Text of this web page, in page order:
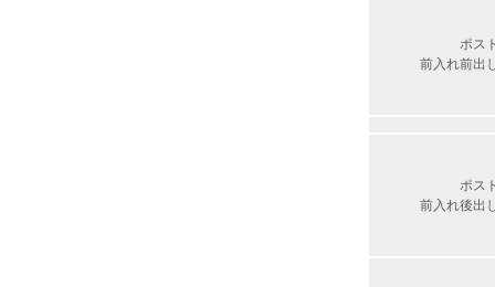
ポスト
前入れ前出
ポスト
前入れ後出